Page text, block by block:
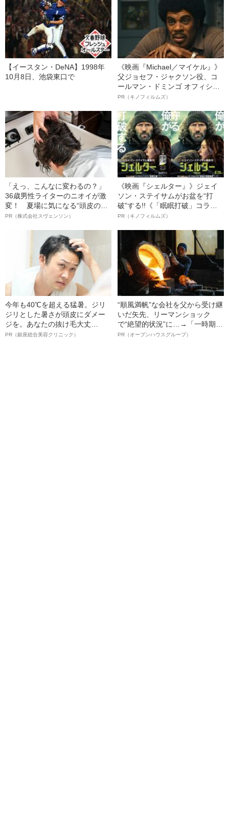
【イースタン・DeNA】1998年
10月8日、池袋東口で
《映画『Michael／マイケル』》
父ジョセフ・ジャクソン役、コ
ールマン・ドミンゴ オフィシャ
ルインタビュー“観客を魅了した
語る”《日本興収70億円突破》
PR（キノフィルムズ）
「えっ、こんなに変わるの？」
36歳男性ライターのニオイが激
変！ 夏場に気になる“頭皮のニ
オイ”や“ベタつき”を解消す
ト”が生み出した徹底ケアとは
PR（株式会社スヴェンソン）
《映画『シェルター』》ジェイ
ソン・ステイサムがお盆を“打
破”する!!《「眠眠打破」コラ
ボ》
PR（キノフィルムズ）
今年も40℃を超える猛暑。ジリ
ジリとした暑さが頭皮にダメー
ジを。あなたの抜け毛大丈
夫！？
PR（銀座総合美容クリニック）
“順風満帆”な会社を父から受け継
いだ矢先、リーマンショック
で“絶望的状況”に…→「一時期は
納品3年待ち」のヒット商品を生
PR（オープンハウスグループ）